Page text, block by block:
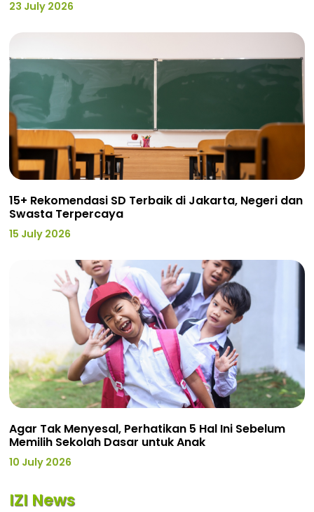
23 July 2026
15+ Rekomendasi SD Terbaik di Jakarta, Negeri dan
Swasta Terpercaya
15 July 2026
Agar Tak Menyesal, Perhatikan 5 Hal Ini Sebelum
Memilih Sekolah Dasar untuk Anak
10 July 2026
IZI News